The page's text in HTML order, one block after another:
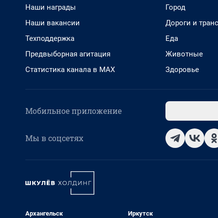
Наши награды
Наши вакансии
Техподдержка
Предвыборная агитация
Статистика канала в MAX
Город
Дороги и
Еда
Животные
Здоровье
Мобильное приложение
Мы в соцсетях
Архангельск Иркутск